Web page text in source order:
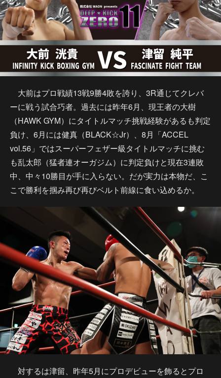
大前はプロ戦績13戦9勝4敗を誇り、3R通じてクレバ
ーに戦う試合巧者。過去には昨年6月、現王者の大樹
（HAWK GYM）にタイトルマッチ挑戦経験があるも判定
負け、6月には健真（BLACK☆Jr）、8月「ACCEL
vol.56」ではスーパーフェザー級タイトルマッチに挑む
も乱太郎（猛者連オーガジム）に判定負けと現在3連敗
中、中々10勝目が手に入らない。だが実力は本物だ、こ
こで勝利を掴み再び再びベルト前線に食い込めるか。
対するは津留、昨年5月にプロデビューを飾るとプロ